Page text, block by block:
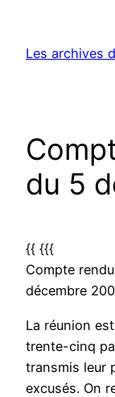
contenu
Les archives
du 5
{{ {{{
Compte
décembre
La réunion
trente-cinq
transmis leur
excusés. On